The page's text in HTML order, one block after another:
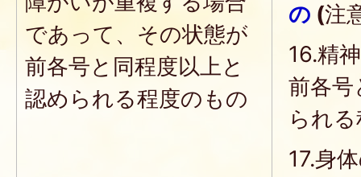
であって、その状態が
前各号と同程度以上と
認められる程度のもの
の (注
16.精
前各号
られ
17.身